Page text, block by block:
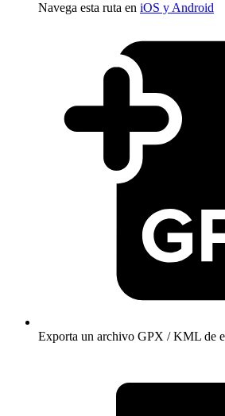
Navega esta ruta en iOS y Android
Exporta un archivo GPX / KML de